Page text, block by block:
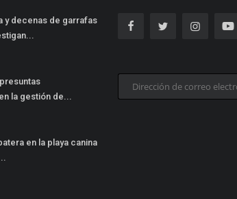
y decenas de garrafas
la gestión de...
en la playa canina